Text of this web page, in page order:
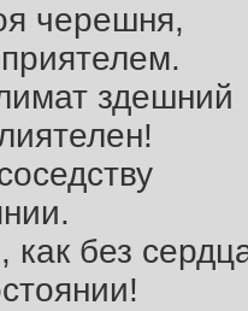
черешня,
здешний
как без